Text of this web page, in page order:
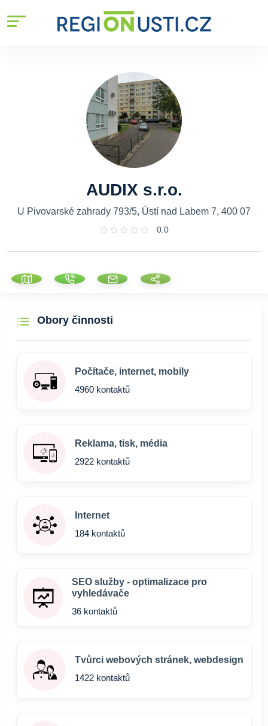
AUDIX s.r.o.
U Pivovarské zahrady 793/5, Ústí nad Labem 7, 400 07
0.0
Obory činnosti
Počítače, internet, mobily
4960 kontaktů
Reklama, tisk, média
2922 kontaktů
Internet
184 kontaktů
SEO služby - optimalizace pro
vyhledávače
36 kontaktů
Tvůrci webových stránek, webdesign
1422 kontaktů